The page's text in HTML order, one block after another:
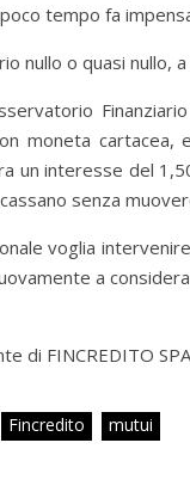
tempo fa
nullo o quasi
moneta
un interesse del
senza
voglia
a
di FINCREDITO SPA
Fincredito mutui